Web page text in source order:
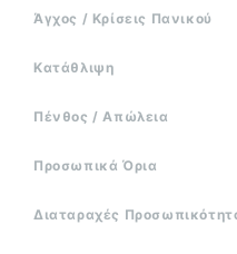
Άγχος / Κρίσεις Πανικού
Κατάθλιψη
Πένθος / Απώλεια
Προσωπικά Όρια
Διαταραχές